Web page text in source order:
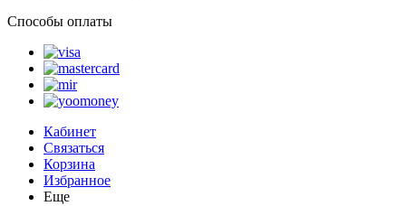
Способы оплаты
Кабинет
Связаться
Корзина
Избранное
Еще